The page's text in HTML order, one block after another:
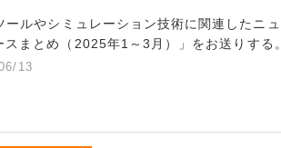
ールやシミュレーション技術に関連したニ
スまとめ（2025年1～3月）」をお送りする。
13